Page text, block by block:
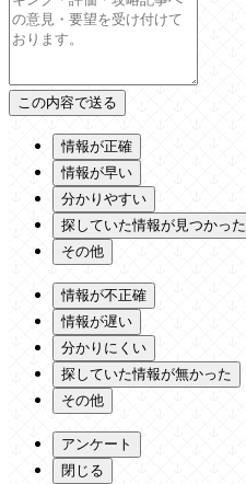
情報が正確
情報が早い
分かりやすい
探していた情報が見つかった
その他
情報が不正確
情報が遅い
分かりにくい
探していた情報が無かった
その他
アンケート
閉じる